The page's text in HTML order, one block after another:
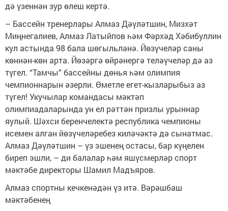
дә үзеннән зур өлеш кертә.
– Бассейн тренерлары Алмаз Дәүләтшин, Мизхәт
Миңнегалиев, Алмаз Латыйпов һәм Фәрхәд Хәбибуллин
кул астында 98 бала шөгыльләнә. Йөзүчеләр саны
көннән-көн арта. Йөзәргә өйрәнергә теләүчеләр дә аз
түгел. “Тамчы” бассейны дөнья һәм олимпия
чемпионнарын әзерли. Өметле егет-кызларыбыз аз
түгел! Укучылар командасы мәктәп
олимпиадаларында ун ел рәттән призлы урыннар
яулый. Шәхси беренчелектә республика чемпионы
исемен алган йөзүчеләребез киләчәктә дә сынатмас.
Алмаз Дәүләтшин – үз эшенең остасы, бар күңелен
биреп эшли, – ди балалар һәм яшүсмерләр спорт
мәктәбе директоры Шамил Мадъяров.
Алмаз спортны кечкенәдән үз итә. Вәрәшбаш
мәктәбенең